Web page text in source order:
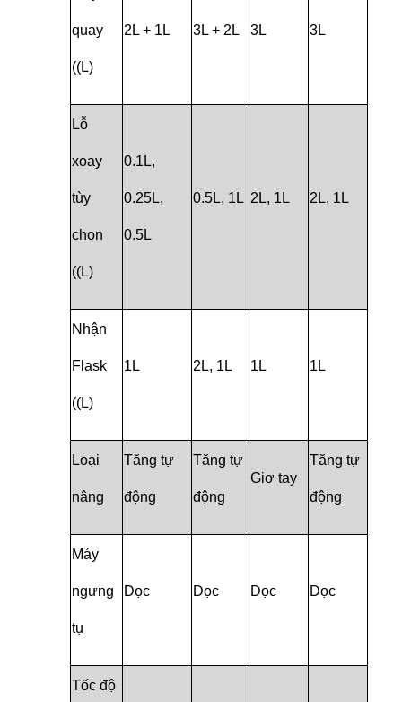
quay
((L)
2L + 1L 3L + 2L 3L 3L
Lỗ
xoay
tùy
chọn
((L)
0.1L,
0.25L,
0.5L
0.5L, 1L 2L, 1L 2L, 1L
Nhận
Flask
((L)
1L 2L, 1L 1L 1L
Loại
nâng
Tăng tự
động
Tăng tự
động
Giơ tay
Tăng tự
động
Máy
ngưng
tụ
Dọc Dọc Dọc Dọc
Tốc độ